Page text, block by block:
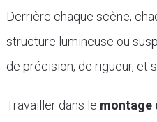
Derrière chaque scène,
structure lumineuse ou
de précision, de rigueur, et
Travailler dans le montage